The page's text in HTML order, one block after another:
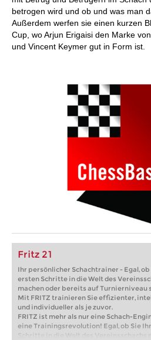
betrogen wird und ob und was man
Außerdem werfen sie einen kurzen
Cup, wo Arjun Erigaisi den Marke
und Vincent Keymer gut in Form ist.
Fritz 21
Ihr persönlicher Schachtrainer - Egal, ob
ersten Schritte in die Welt des
machen oder bereits auf Turnierniveau
Mit FRITZ trainieren Sie effizienter,
und individueller als je zuvor.
FRITZ ist mehr als nur eine Schach-
eine Trainingsrevolution! Egal, ob Sie
Schritte in die Welt des Vereinsschachs